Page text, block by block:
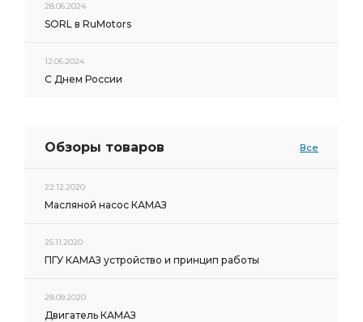
28.06.2024
SORL в RuMotors
12.06.2024
С Днем России
Обзоры товаров Все
22.12.2020
Масляной насос КАМАЗ
25.11.2020
ПГУ КАМАЗ устройство и принцип работы
28.09.2020
Двигатель КАМАЗ